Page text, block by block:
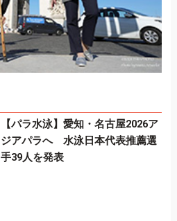
【パラ水泳】愛知・名古屋2026ア
ジアパラへ 水泳日本代表推薦選
手39人を発表